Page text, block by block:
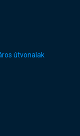
útvonalak